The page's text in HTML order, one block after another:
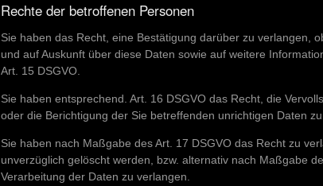
Rechte der betroffenen Personen
Sie haben das Recht, eine Bestätigung darüber zu verlangen,
und auf Auskunft über diese Daten sowie auf weitere
Art. 15 DSGVO.
Sie haben entsprechend. Art. 16 DSGVO das Recht, die
oder die Berichtigung der Sie betreffenden unrichtigen Daten zu
Sie haben nach Maßgabe des Art. 17 DSGVO das Recht zu
unverzüglich gelöscht werden, bzw. alternativ nach Maßgabe
Verarbeitung der Daten zu verlangen.